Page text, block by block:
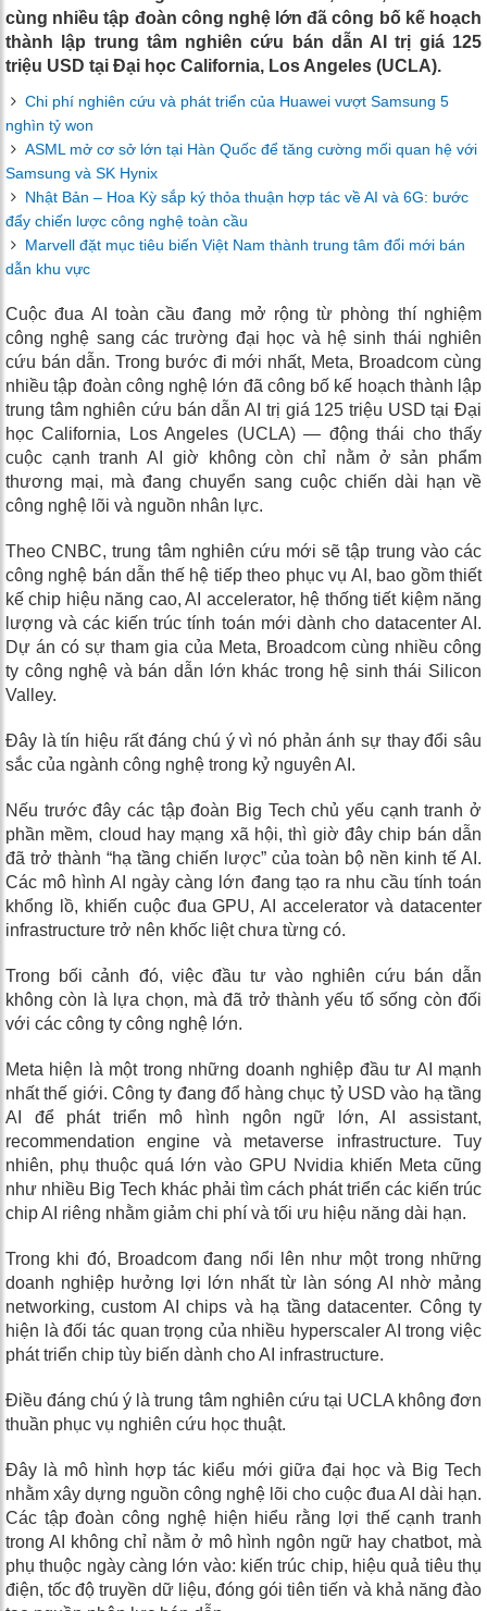
cùng nhiều tập đoàn công nghệ lớn đã công bố kế hoạch
thành lập trung tâm nghiên cứu bán dẫn AI trị giá 125
triệu USD tại Đại học California, Los Angeles (UCLA).
Chi phí nghiên cứu và phát triển của Huawei vượt Samsung 5
nghìn tỷ won
ASML mở cơ sở lớn tại Hàn Quốc để tăng cường mối quan hệ với
Samsung và SK Hynix
Nhật Bản – Hoa Kỳ sắp ký thỏa thuận hợp tác về AI và 6G: bước
đẩy chiến lược công nghệ toàn cầu
Marvell đặt mục tiêu biến Việt Nam thành trung tâm đổi mới bán
dẫn khu vực
Cuộc đua AI toàn cầu đang mở rộng từ phòng thí nghiệm
công nghệ sang các trường đại học và hệ sinh thái nghiên
cứu bán dẫn. Trong bước đi mới nhất, Meta, Broadcom cùng
nhiều tập đoàn công nghệ lớn đã công bố kế hoạch thành lập
trung tâm nghiên cứu bán dẫn AI trị giá 125 triệu USD tại Đại
học California, Los Angeles (UCLA) — động thái cho thấy
cuộc cạnh tranh AI giờ không còn chỉ nằm ở sản phẩm
thương mại, mà đang chuyển sang cuộc chiến dài hạn về
công nghệ lõi và nguồn nhân lực.
Theo CNBC, trung tâm nghiên cứu mới sẽ tập trung vào các
công nghệ bán dẫn thế hệ tiếp theo phục vụ AI, bao gồm thiết
kế chip hiệu năng cao, AI accelerator, hệ thống tiết kiệm năng
lượng và các kiến trúc tính toán mới dành cho datacenter AI.
Dự án có sự tham gia của Meta, Broadcom cùng nhiều công
ty công nghệ và bán dẫn lớn khác trong hệ sinh thái Silicon
Valley.
Đây là tín hiệu rất đáng chú ý vì nó phản ánh sự thay đổi sâu
sắc của ngành công nghệ trong kỷ nguyên AI.
Nếu trước đây các tập đoàn Big Tech chủ yếu cạnh tranh ở
phần mềm, cloud hay mạng xã hội, thì giờ đây chip bán dẫn
đã trở thành “hạ tầng chiến lược” của toàn bộ nền kinh tế AI.
Các mô hình AI ngày càng lớn đang tạo ra nhu cầu tính toán
khổng lồ, khiến cuộc đua GPU, AI accelerator và datacenter
infrastructure trở nên khốc liệt chưa từng có.
Trong bối cảnh đó, việc đầu tư vào nghiên cứu bán dẫn
không còn là lựa chọn, mà đã trở thành yếu tố sống còn đối
với các công ty công nghệ lớn.
Meta hiện là một trong những doanh nghiệp đầu tư AI mạnh
nhất thế giới. Công ty đang đổ hàng chục tỷ USD vào hạ tầng
AI để phát triển mô hình ngôn ngữ lớn, AI assistant,
recommendation engine và metaverse infrastructure. Tuy
nhiên, phụ thuộc quá lớn vào GPU Nvidia khiến Meta cũng
như nhiều Big Tech khác phải tìm cách phát triển các kiến trúc
chip AI riêng nhằm giảm chi phí và tối ưu hiệu năng dài hạn.
Trong khi đó, Broadcom đang nổi lên như một trong những
doanh nghiệp hưởng lợi lớn nhất từ làn sóng AI nhờ mảng
networking, custom AI chips và hạ tầng datacenter. Công ty
hiện là đối tác quan trọng của nhiều hyperscaler AI trong việc
phát triển chip tùy biến dành cho AI infrastructure.
Điều đáng chú ý là trung tâm nghiên cứu tại UCLA không đơn
thuần phục vụ nghiên cứu học thuật.
Đây là mô hình hợp tác kiểu mới giữa đại học và Big Tech
nhằm xây dựng nguồn công nghệ lõi cho cuộc đua AI dài hạn.
Các tập đoàn công nghệ hiện hiểu rằng lợi thế cạnh tranh
trong AI không chỉ nằm ở mô hình ngôn ngữ hay chatbot, mà
phụ thuộc ngày càng lớn vào: kiến trúc chip, hiệu quả tiêu thụ
điện, tốc độ truyền dữ liệu, đóng gói tiên tiến và khả năng đào